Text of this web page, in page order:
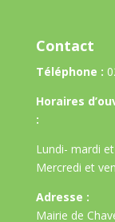
Contact
Téléphone :
Horaires
:
Lundi- mardi
Mercredi et
Adresse :
Mairie de